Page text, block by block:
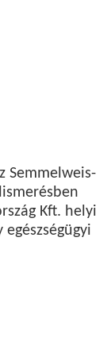
Semmelweis-
Kft. helyi